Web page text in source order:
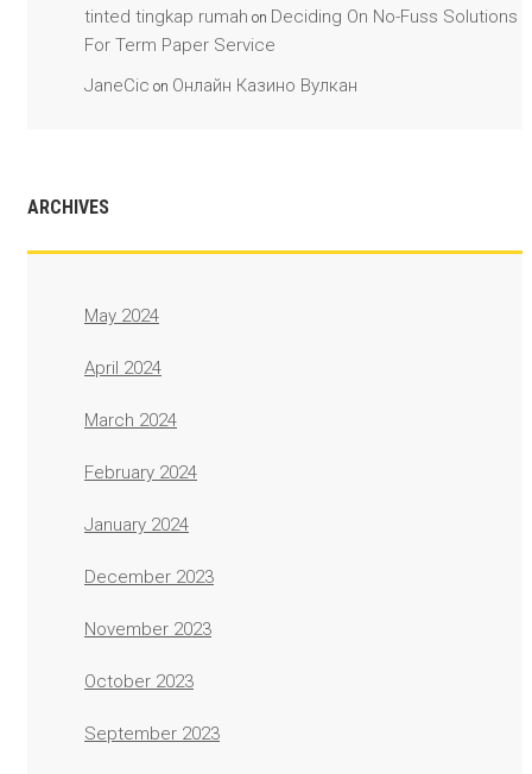
tinted tingkap rumah on Deciding On No-Fuss Solutions
For Term Paper Service
JaneCic on Онлайн Казино Вулкан
ARCHIVES
May 2024
April 2024
March 2024
February 2024
January 2024
December 2023
November 2023
October 2023
September 2023